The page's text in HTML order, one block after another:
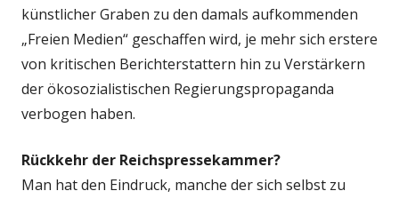
künstlicher Graben zu den damals aufkommenden
„Freien Medien“ geschaffen wird, je mehr sich erstere
von kritischen Berichterstattern hin zu Verstärkern
der ökosozialistischen Regierungspropaganda
verbogen haben.
Rückkehr der Reichspressekammer?
Man hat den Eindruck, manche der sich selbst zu